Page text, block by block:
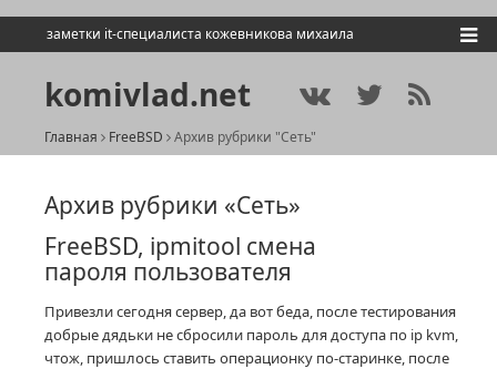
заметки it-специалиста кожевникова михаила
komivlad.net
Главная FreeBSD Архив рубрики "Сеть"
Архив рубрики «Сеть»
FreeBSD, ipmitool смена
пароля пользователя
Привезли сегодня сервер, да вот беда, после тестирования
добрые дядьки не сбросили пароль для доступа по ip kvm,
чтож, пришлось ставить операционку по-старинке, после